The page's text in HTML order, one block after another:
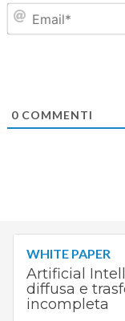
0COMMENTI
WHITE PAPER
Artificial
diffusa e
incompleta